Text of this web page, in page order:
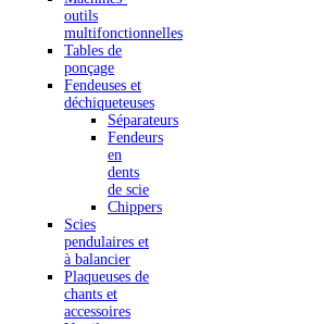
outils
multifonctionnelles
Tables de
ponçage
Fendeuses et
déchiqueteuses
Séparateurs
Fendeurs
en
dents
de scie
Chippers
Scies
pendulaires et
à balancier
Plaqueuses de
chants et
accessoires